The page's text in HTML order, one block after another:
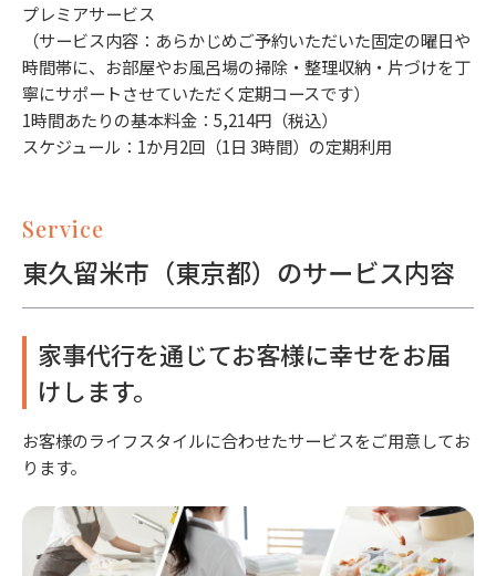
プレミアサービス
（サービス内容：あらかじめご予約いただいた固定の曜日や
時間帯に、お部屋やお風呂場の掃除・整理収納・片づけを丁
寧にサポートさせていただく定期コースです）
1時間あたりの基本料金：5,214円（税込）
スケジュール：1か月2回（1日 3時間）の定期利用
Service
東久留米市（東京都）のサービス内容
家事代行を通じてお客様に幸せをお届
けします。
お客様のライフスタイルに合わせたサービスをご用意してお
ります。